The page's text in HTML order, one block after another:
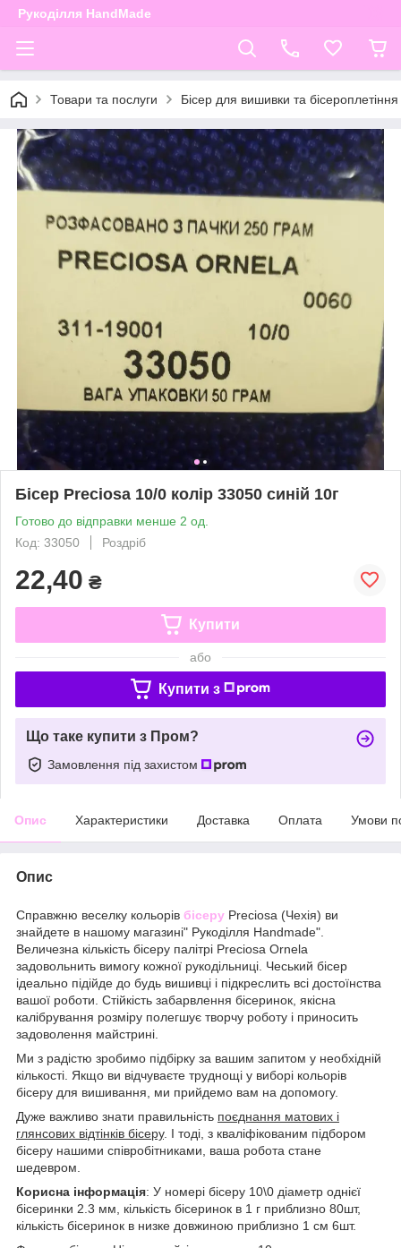
Рукоділля HandMade
Товари та послуги Бісер для вишивки та бісероплетіння
Бісер Preciosa 10/0 колір 33050 синій 10г
Готово до відправки менше 2 од.
Код: 33050
Роздріб
22,40 ₴
Купити
або
Купити з
Що таке купити з Пром?
Замовлення під захистом
Опис Характеристики Доставка Оплата Умови
Опис
Справжню веселку кольорів бісеру Preciosa (Чехія) ви
знайдете в нашому магазині" Рукоділля Handmade".
Величезна кількість бісеру палітрі Preciosa Ornela
задовольнить вимогу кожної рукодільниці. Чеський бісер
ідеально підійде до будь вишивці і підкреслить всі достоїнства
вашої роботи. Стійкість забарвлення бісеринок, якісна
калібрування розміру полегшує творчу роботу і приносить
задоволення майстрині.
Ми з радістю зробимо підбірку за вашим запитом у необхідній
кількості. Якщо ви відчуваєте труднощі у виборі кольорів
бісеру для вишивання, ми прийдемо вам на допомогу.
Дуже важливо знати правильність поєднання матових і
глянсових відтінків бісеру. І тоді, з кваліфікованим підбором
бісеру нашими співробітниками, ваша робота стане
шедевром.
Корисна інформація: У номері бісеру 10\0 діаметр однієї
бісеринки 2.3 мм, кількість бісеринок в 1 г приблизно 80шт,
кількість бісеринок в низке довжиною приблизно 1 см 6шт.